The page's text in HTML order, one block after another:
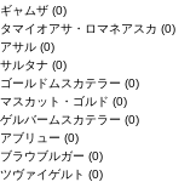
ギャムザ (0)
タマイオアサ・ロマネアスカ (0)
アサル (0)
サルタナ (0)
ゴールドムスカテラー (0)
マスカット・ゴルド (0)
ゲルバームスカテラー (0)
アブリュー (0)
ブラウブルガー (0)
ツヴァイゲルト (0)